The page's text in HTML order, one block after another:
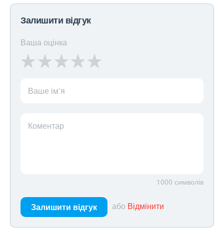
Залишити відгук
Ваша оцінка
Ваше ім’я
Коментар
1000 символів
Залишити відгук або Відмінити